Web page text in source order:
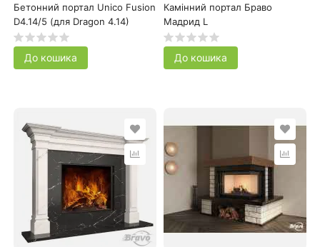
Бетонний портал Unico Fusion
D4.14/5 (для Dragon 4.14)
До кошика
Камінний портал Браво
Мадрид L
До кошика